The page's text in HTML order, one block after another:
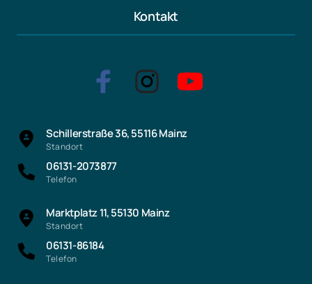
Kontakt
Schillerstraße 36, 55116 Mainz
Standort
06131-2073877
Telefon
Marktplatz 11, 55130 Mainz
Standort
06131-86184
Telefon